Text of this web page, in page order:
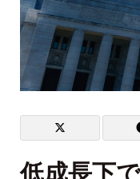
低成長下